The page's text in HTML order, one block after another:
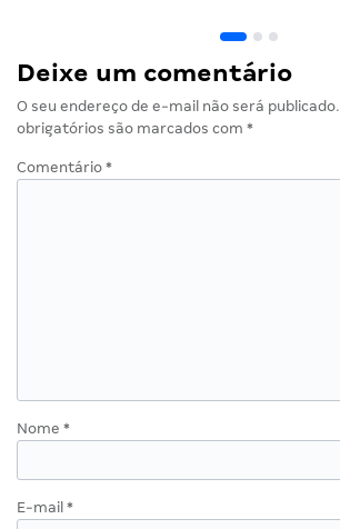
Deixe um comentário
O seu endereço de e-mail não será publicado.
obrigatórios são marcados com *
Comentário *
Nome *
E-mail *